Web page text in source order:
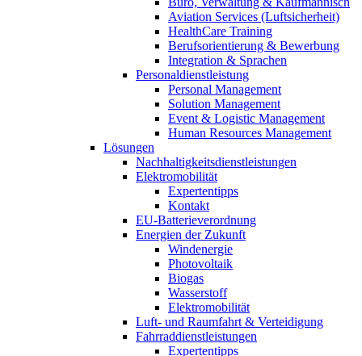
Aviation Services (Luftsicherheit)
HealthCare Training
Berufsorientierung & Bewerbung
Integration & Sprachen
Personaldienstleistung
Personal Management
Solution Management
Event & Logistic Management
Human Resources Management
Lösungen
Nachhaltigkeitsdienstleistungen
Elektromobilität
Expertentipps
Kontakt
EU-Batterieverordnung
Energien der Zukunft
Windenergie
Photovoltaik
Biogas
Wasserstoff
Elektromobilität
Luft- und Raumfahrt & Verteidigung
Fahrraddienstleistungen
Expertentipps